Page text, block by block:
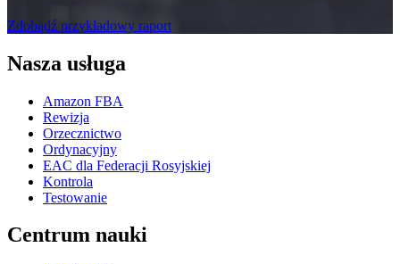
Zdobądź przykładowy raport
Nasza usługa
Amazon FBA
Rewizja
Orzecznictwo
Ordynacyjny
EAC dla Federacji Rosyjskiej
Kontrola
Testowanie
Centrum nauki